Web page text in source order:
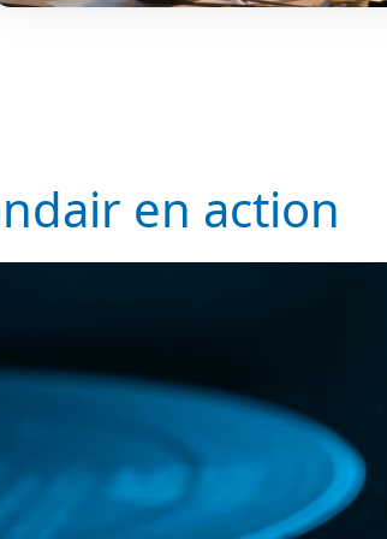
en action